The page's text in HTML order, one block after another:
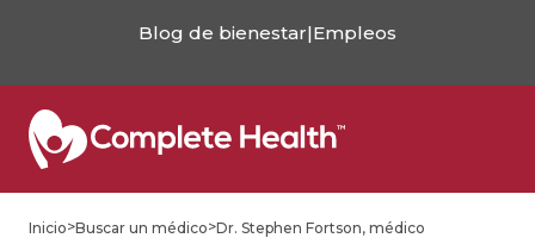
Blog de bienestar|Empleos
Inicio>Buscar un médico>Dr. Stephen Fortson, médico